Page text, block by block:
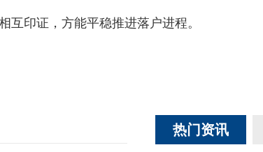
印证，方能平稳推进落户进程。
热门资讯